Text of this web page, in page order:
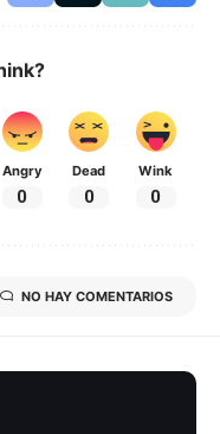
Angry
0
Dead
0
Wink
0
NO HAY COMENTARIOS